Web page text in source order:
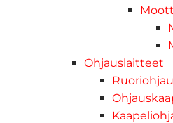
Ohjauslaitteet